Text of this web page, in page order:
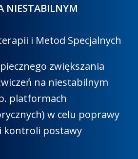
NIESTABILNYM
i Metod Specjalnych
zwiększania
na niestabilnym
platformach
w celu poprawy
kontroli postawy